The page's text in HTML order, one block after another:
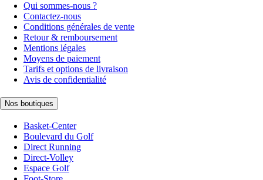
Qui sommes-nous ?
Contactez-nous
Conditions générales de vente
Retour & remboursement
Mentions légales
Moyens de paiement
Tarifs et options de livraison
Avis de confidentialité
Nos boutiques
Basket-Center
Boulevard du Golf
Direct Running
Direct-Volley
Espace Golf